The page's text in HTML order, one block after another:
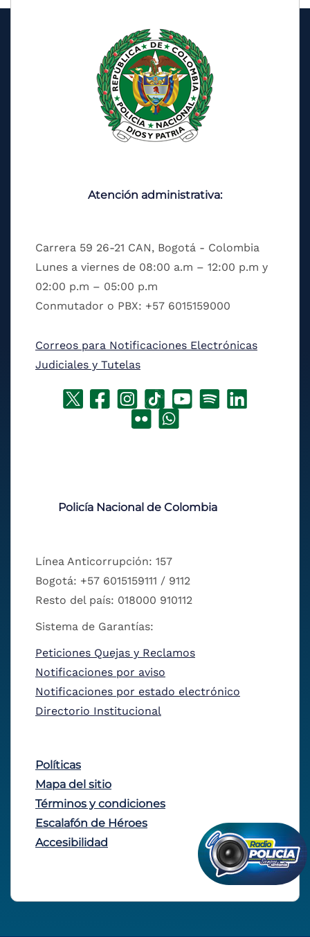
Atención administrativa:
Carrera 59 26-21 CAN, Bogotá - Colombia
Lunes a viernes de 08:00 a.m – 12:00 p.m y
02:00 p.m – 05:00 p.m
Conmutador o PBX: +57 6015159000
Correos para Notificaciones Electrónicas
Judiciales y Tutelas
Policía Nacional de Colombia
Línea Anticorrupción: 157
Bogotá: +57 6015159111 / 9112
Resto del país: 018000 910112
Sistema de Garantías:
Peticiones Quejas y Reclamos
Notificaciones por aviso
Notificaciones por estado electrónico
Directorio Institucional
Políticas
Mapa del sitio
Términos y condiciones
Escalafón de Héroes
Accesibilidad